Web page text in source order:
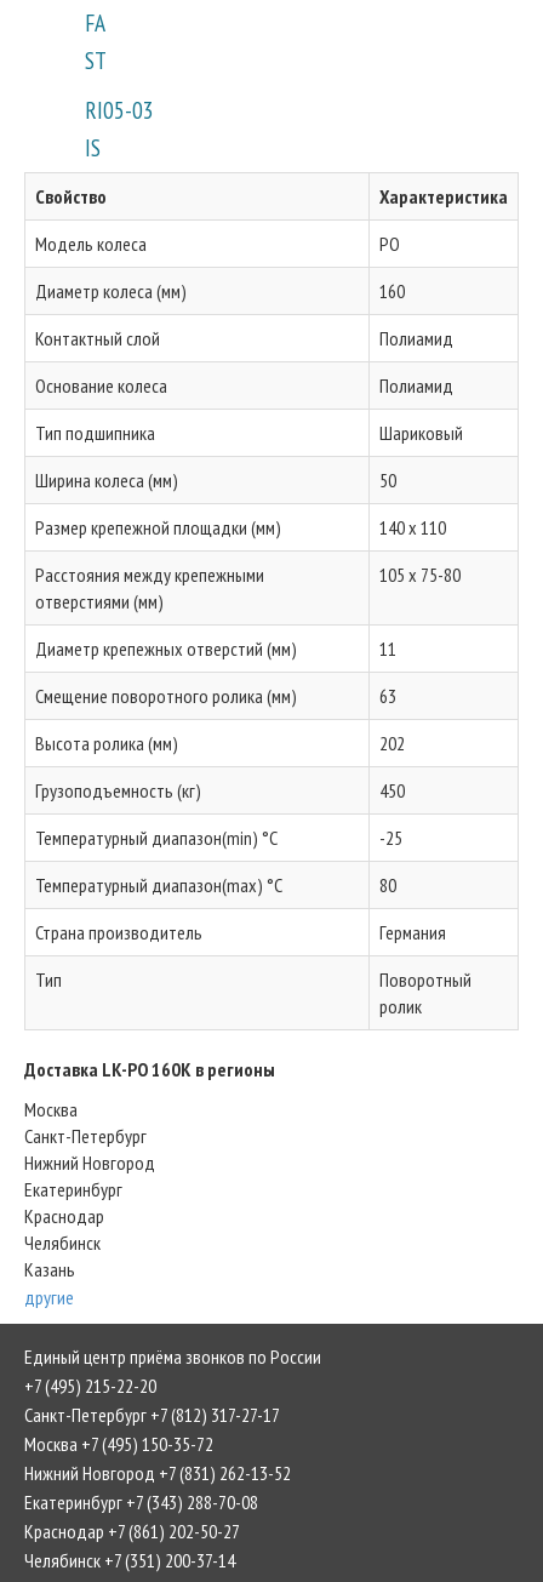
FA
ST
RI05-03
IS
Свойство
Характеристика
Модель колеса
PO
Диаметр колеса (мм)
160
Контактный слой
Полиамид
Основание колеса
Полиамид
Тип подшипника
Шариковый
Ширина колеса (мм)
50
Размер крепежной площадки (мм)
140 x 110
Расстояния между крепежными
отверстиями (мм)
105 x 75-80
Диаметр крепежных отверстий (мм)
11
Смещение поворотного ролика (мм)
63
Высота ролика (мм)
202
Грузоподъемность (кг)
450
Температурный диапазон(min) °C
-25
Температурный диапазон(max) °C
80
Страна производитель
Германия
Тип
Поворотный
ролик
Доставка LK-PO 160K в регионы
Москва
Санкт-Петербург
Нижний Новгород
Екатеринбург
Краснодар
Челябинск
Казань
другие
Единый центр приёма звонков по России
+7 (495) 215-22-20
Санкт-Петербург +7 (812) 317-27-17
Москва +7 (495) 150-35-72
Нижний Новгород +7 (831) 262-13-52
Екатеринбург +7 (343) 288-70-08
Краснодар +7 (861) 202-50-27
Челябинск +7 (351) 200-37-14